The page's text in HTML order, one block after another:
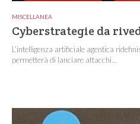
MISCELLANEA
Cyberstrategie da
L’intelligenza artificiale agentica
permetterà di lanciare attacchi...